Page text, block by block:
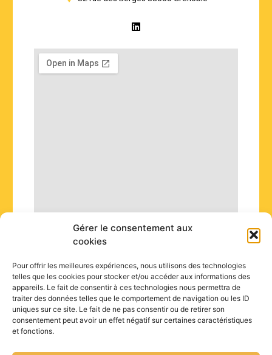
Gérer le consentement aux
cookies
Pour offrir les meilleures expériences, nous utilisons des technologies
telles que les cookies pour stocker et/ou accéder aux informations des
appareils. Le fait de consentir à ces technologies nous permettra de
traiter des données telles que le comportement de navigation ou les ID
uniques sur ce site. Le fait de ne pas consentir ou de retirer son
consentement peut avoir un effet négatif sur certaines caractéristiques
et fonctions.
L
i
k